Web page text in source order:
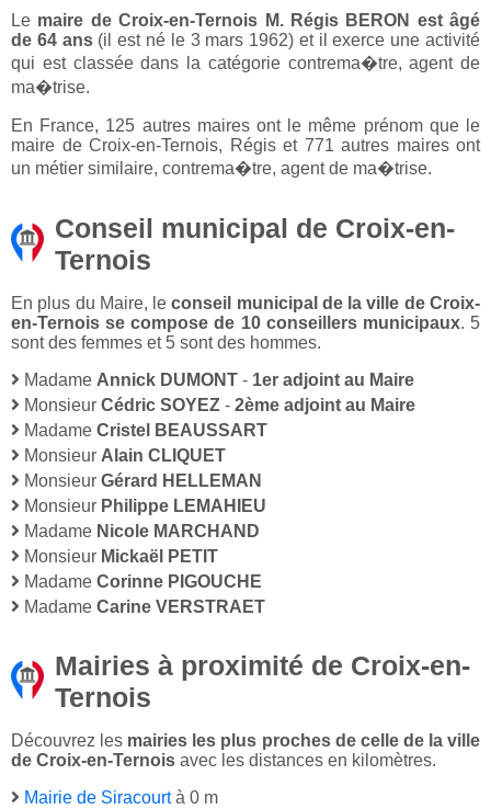
Le maire de Croix-en-Ternois M. Régis BERON est âgé
de 64 ans(il est né le 3 mars 1962) et il exerce une activité
qui est classée dans la catégorie contrema�tre, agent de
ma�trise.
En France, 125 autres maires ont le même prénom que le
maire de Croix-en-Ternois, Régis et 771 autres maires ont
un métier similaire, contrema�tre, agent de ma�trise.
Conseil municipal de Croix-en-
Ternois
En plus du Maire, leconseil municipal de la ville de Croix-
en-Ternois se compose de 10 conseillers municipaux. 5
sont des femmes et 5 sont des hommes.
Madame Annick DUMONT - 1er adjoint au Maire
Monsieur Cédric SOYEZ - 2ème adjoint au Maire
Madame Cristel BEAUSSART
Monsieur Alain CLIQUET
Monsieur Gérard HELLEMAN
Monsieur Philippe LEMAHIEU
Madame Nicole MARCHAND
Monsieur Mickaël PETIT
Madame Corinne PIGOUCHE
Madame Carine VERSTRAET
Mairies à proximité de Croix-en-
Ternois
Découvrez les mairies les plus proches de celle de la ville
de Croix-en-Ternois avec les distances en kilomètres.
Mairie de Siracourtà 0 m